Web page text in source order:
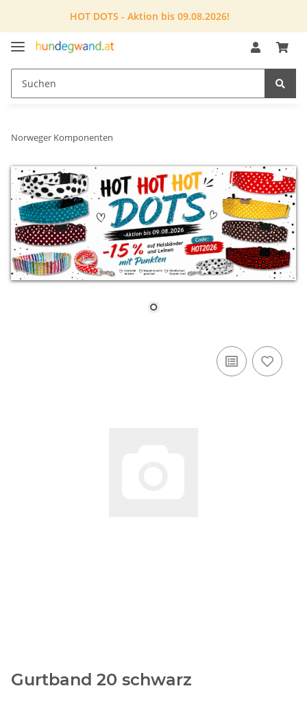
HOT DOTS - Aktion bis 09.08.2026!
Norweger Komponenten
Gurtband 20 schwarz